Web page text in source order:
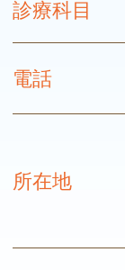
診療科目
電話
所在地